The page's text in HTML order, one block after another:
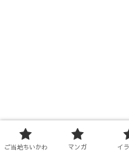
ご当地ちいかわ マンガ イ